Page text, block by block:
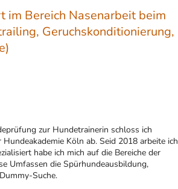
im Bereich Nasenarbeit beim
Geruchskonditionierung,
zur Hundetrainerin schloss ich
Köln ab. Seid 2018 arbeite ich
habe ich mich auf die Bereiche der
Umfassen die Spürhundeausbildung,
Suche.